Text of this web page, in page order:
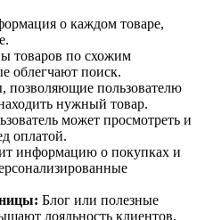
о каждом товаре,
товаров по схожим
облегчают поиск.
позволяющие пользователю
нужный товар.
может просмотреть и
оплатой.
информацию о покупках и
Блог или полезные
лояльность клиентов.